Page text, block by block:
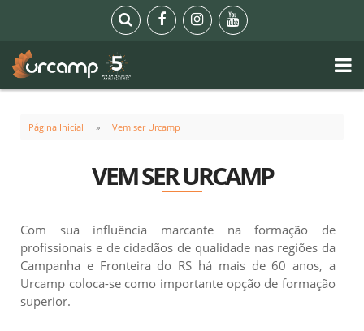
Página Inicial Vem ser Urcamp
VEM SER URCAMP
Com sua influência marcante na formação de
profissionais e de cidadãos de qualidade nas regiões da
Campanha e Fronteira do RS há mais de 60 anos, a
Urcamp coloca-se como importante opção de formação
superior.